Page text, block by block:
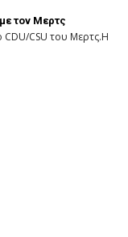
τον Μερτς
CSU του Μερτς.Η